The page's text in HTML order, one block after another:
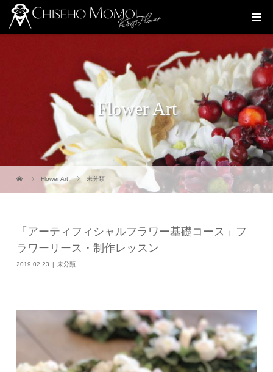
Flower Art
Flower Art 未分類
「アーティフィシャルフラワー基礎コース」フ
ラワーリース・制作レッスン
2019.02.23 未分類